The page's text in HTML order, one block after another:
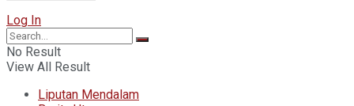
Log In
No Result
View All Result
Liputan Mendalam